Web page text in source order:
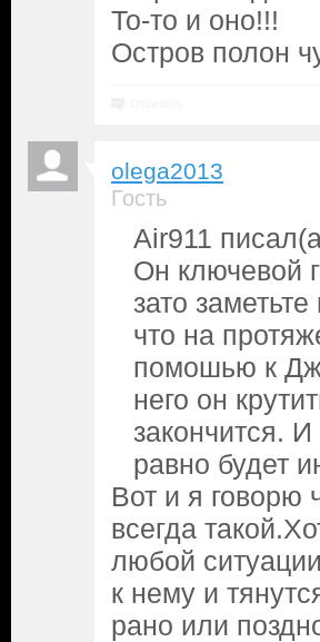
То-то и оно!!!
Остров полон
olega2013
Гость
Air911
Он ключевой
зато
что на
помошью к
него он
закончится.
равно будет
Вот и я говорю
всегда
любой
к нему и
рано или